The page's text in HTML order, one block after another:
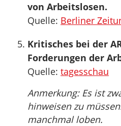
von Arbeitslosen.
Quelle: Berliner
Kritisches bei der
Forderungen der
Quelle: tagesschau
Anmerkung: Es ist
hinweisen zu
manchmal loben.